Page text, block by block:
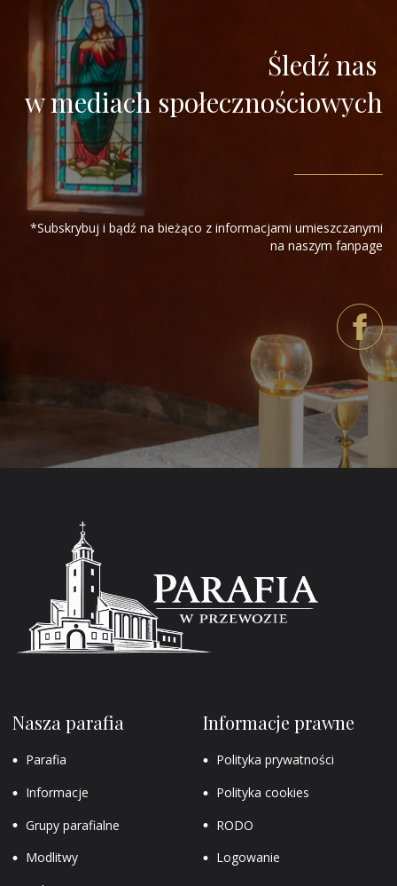
Śledź nas
w mediach społecznościowych
*Subskrybuj i bądź na bieżąco z informacjami umieszczanymi
na naszym fanpage
Nasza parafia
Parafia
Informacje
Grupy parafialne
Modlitwy
Informacje prawne
Polityka prywatności
Polityka cookies
RODO
Logowanie